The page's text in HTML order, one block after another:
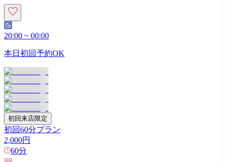
20:00 ~ 00:00
本日初回予約OK
初回来店限定
初回60分プラン
2,000円
60分